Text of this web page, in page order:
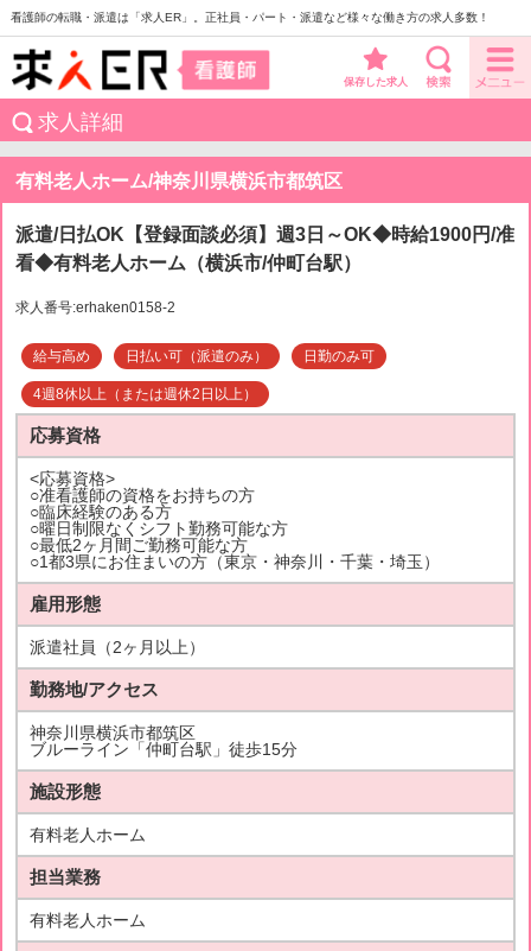
看護師の転職・派遣は「求人ER」。正社員・パート・派遣など様々な働き方の求人多数！
保存した求人
求人詳細
有料老人ホーム/神奈川県横浜市都筑区
派遣/日払OK【登録面談必須】週3日～OK◆時給1900円/准
看◆有料老人ホーム（横浜市/仲町台駅）
求人番号:erhaken0158-2
給与高め 日払い可（派遣のみ） 日勤のみ可
4週8休以上（または週休2日以上）
応募資格
<応募資格>
○准看護師の資格をお持ちの方
○臨床経験のある方
○曜日制限なくシフト勤務可能な方
○最低2ヶ月間ご勤務可能な方
○1都3県にお住まいの方（東京・神奈川・千葉・埼玉）
雇用形態
派遣社員（2ヶ月以上）
勤務地/アクセス
神奈川県横浜市都筑区
ブルーライン「仲町台駅」徒歩15分
施設形態
有料老人ホーム
担当業務
有料老人ホーム